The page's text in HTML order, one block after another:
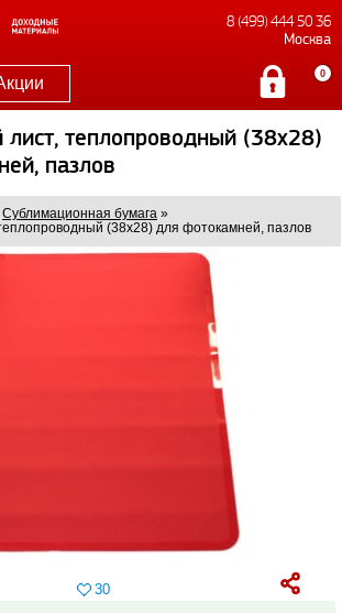
8 (499) 444 50 36
Москва
0
теплопроводный (38х28)
пазлов
Сублимационная бумага »
(38х28) для фотокамней, пазлов
30